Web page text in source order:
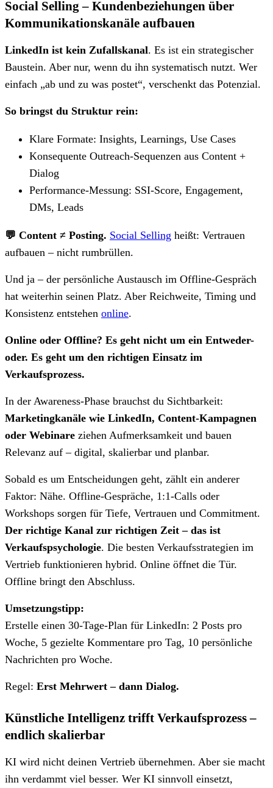
Social Selling – Kundenbeziehungen über
Kommunikationskanäle aufbauen
LinkedIn ist kein Zufallskanal. Es ist ein strategischer
Baustein. Aber nur, wenn du ihn systematisch nutzt. Wer
einfach „ab und zu was postet“, verschenkt das Potenzial.
So bringst du Struktur rein:
Klare Formate: Insights, Learnings, Use Cases
Konsequente Outreach-Sequenzen aus Content +
Dialog
Performance-Messung: SSI-Score, Engagement,
DMs, Leads
💬 Content ≠ Posting. Social Selling heißt: Vertrauen
aufbauen – nicht rumbrüllen.
Und ja – der persönliche Austausch im Offline-Gespräch
hat weiterhin seinen Platz. Aber Reichweite, Timing und
Konsistenz entstehen online.
Online oder Offline? Es geht nicht um ein Entweder-
oder. Es geht um den richtigen Einsatz im
Verkaufsprozess.
In der Awareness-Phase brauchst du Sichtbarkeit:
Marketingkanäle wie LinkedIn, Content-Kampagnen
oder Webinare ziehen Aufmerksamkeit und bauen
Relevanz auf – digital, skalierbar und planbar.
Sobald es um Entscheidungen geht, zählt ein anderer
Faktor: Nähe. Offline-Gespräche, 1:1-Calls oder
Workshops sorgen für Tiefe, Vertrauen und Commitment.
Der richtige Kanal zur richtigen Zeit – das ist
Verkaufspsychologie. Die besten Verkaufsstrategien im
Vertrieb funktionieren hybrid. Online öffnet die Tür.
Offline bringt den Abschluss.
Umsetzungstipp:
Erstelle einen 30-Tage-Plan für LinkedIn: 2 Posts pro
Woche, 5 gezielte Kommentare pro Tag, 10 persönliche
Nachrichten pro Woche.
Regel: Erst Mehrwert – dann Dialog.
Künstliche Intelligenz trifft Verkaufsprozess –
endlich skalierbar
KI wird nicht deinen Vertrieb übernehmen. Aber sie macht
ihn verdammt viel besser. Wer KI sinnvoll einsetzt,